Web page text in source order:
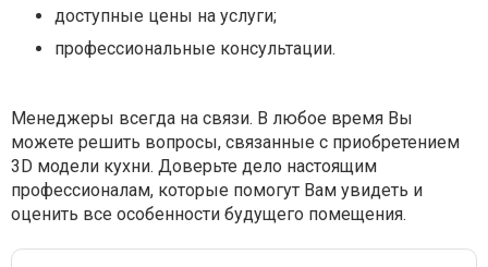
доступные цены на услуги;
профессиональные консультации.
Менеджеры всегда на связи. В любое время Вы
можете решить вопросы, связанные с приобретением
3D модели кухни. Доверьте дело настоящим
профессионалам, которые помогут Вам увидеть и
оценить все особенности будущего помещения.